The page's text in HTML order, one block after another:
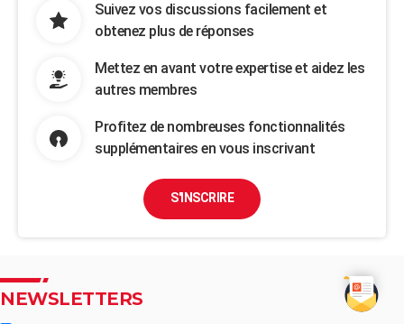
Suivez vos discussions facilement et
obtenez plus de réponses
Mettez en avant votre expertise et aidez les
autres membres
Profitez de nombreuses fonctionnalités
supplémentaires en vous inscrivant
S'INSCRIRE
NEWSLETTERS